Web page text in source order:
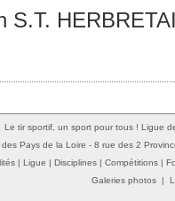
S.T.
Le tir sportif, un sport pour tous ! Ligue
Pays de la Loire - 8 rue des 2
| Ligue | Disciplines | Compétitions |
Galeries photos|